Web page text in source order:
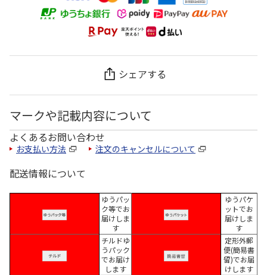
シェアする
マークや記載内容について
よくあるお問い合わせ
お支払い方法 注文のキャンセルについて
配送情報について
ゆうパッ
ク等でお
届けしま
す
ゆうパケ
ットでお
届けしま
す
チルドゆ
うパック
でお届け
します
定形外郵
便(簡易書
留)でお届
けします